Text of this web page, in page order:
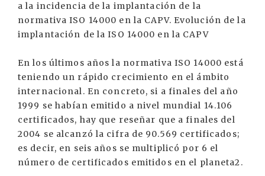
a la incidencia de la implantación de la
normativa ISO 14000 en la CAPV. Evolución de la
implantación de la ISO 14000 en la CAPV
En los últimos años la normativa ISO 14000 está
teniendo un rápido crecimiento en el ámbito
internacional. En concreto, si a finales del año
1999 se habían emitido a nivel mundial 14.106
certificados, hay que reseñar que a finales del
2004 se alcanzó la cifra de 90.569 certificados;
es decir, en seis años se multiplicó por 6 el
número de certificados emitidos en el planeta2.